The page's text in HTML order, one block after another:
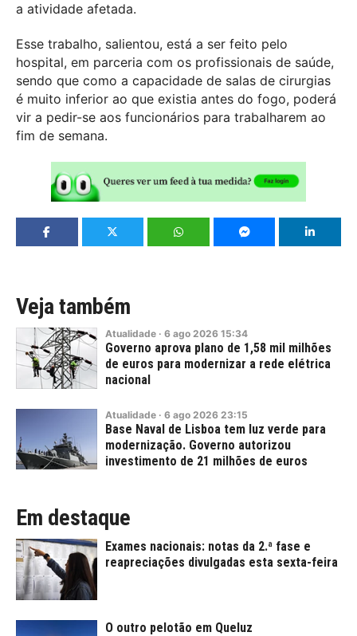
a atividade afetada.
Esse trabalho, salientou, está a ser feito pelo
hospital, em parceria com os profissionais de saúde,
sendo que como a capacidade de salas de cirurgias
é muito inferior ao que existia antes do fogo, poderá
vir a pedir-se aos funcionários para trabalharem ao
fim de semana.
Veja também
Atualidade · 6 ago 2026 15:34
Governo aprova plano de 1,58 mil milhões
de euros para modernizar a rede elétrica
nacional
Atualidade · 6 ago 2026 23:15
Base Naval de Lisboa tem luz verde para
modernização. Governo autorizou
investimento de 21 milhões de euros
Em destaque
Exames nacionais: notas da 2.ª fase e
reapreciações divulgadas esta sexta-feira
O outro pelotão em Queluz